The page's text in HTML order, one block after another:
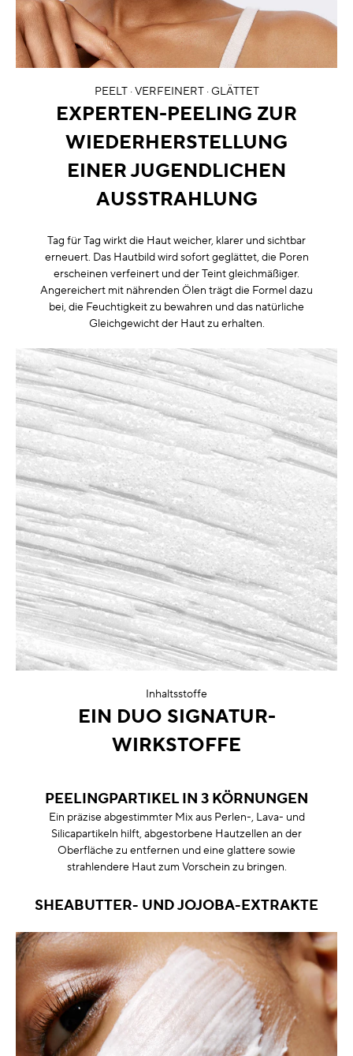
PEELT · VERFEINERT · GLÄTTET
EXPERTEN-PEELING ZUR
WIEDERHERSTELLUNG
EINER JUGENDLICHEN
AUSSTRAHLUNG
Tag für Tag wirkt die Haut weicher, klarer und sichtbar
erneuert. Das Hautbild wird sofort geglättet, die Poren
erscheinen verfeinert und der Teint gleichmäßiger.
Angereichert mit nährenden Ölen trägt die Formel dazu
bei, die Feuchtigkeit zu bewahren und das natürliche
Gleichgewicht der Haut zu erhalten.
Inhaltsstoffe
EIN DUO SIGNATUR-
WIRKSTOFFE
PEELINGPARTIKEL IN 3 KÖRNUNGEN
Ein präzise abgestimmter Mix aus Perlen-, Lava- und
Silicapartikeln hilft, abgestorbene Hautzellen an der
Oberfläche zu entfernen und eine glattere sowie
strahlendere Haut zum Vorschein zu bringen.
SHEABUTTER- UND JOJOBA-EXTRAKTE